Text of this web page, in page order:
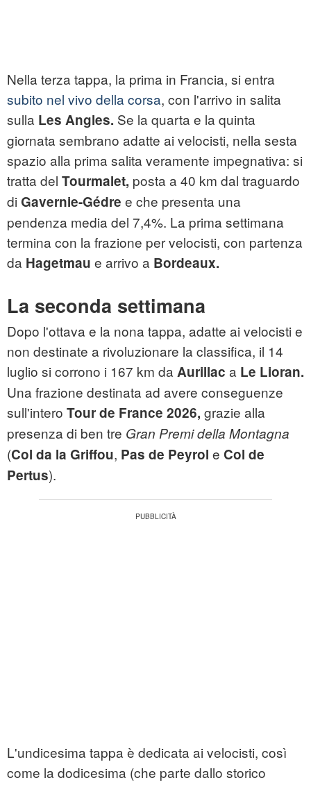
Nella terza tappa, la prima in Francia, si entra
subito nel vivo della corsa, con l'arrivo in salita
sulla Les Angles. Se la quarta e la quinta
giornata sembrano adatte ai velocisti, nella sesta
spazio alla prima salita veramente impegnativa: si
tratta del Tourmalet, posta a 40 km dal traguardo
di Gavernie-Gédre e che presenta una
pendenza media del 7,4%. La prima settimana
termina con la frazione per velocisti, con partenza
da Hagetmau e arrivo a Bordeaux.
La seconda settimana
Dopo l'ottava e la nona tappa, adatte ai velocisti e
non destinate a rivoluzionare la classifica, il 14
luglio si corrono i 167 km da Aurillac a Le Lioran.
Una frazione destinata ad avere conseguenze
sull'intero Tour de France 2026, grazie alla
presenza di ben tre Gran Premi della Montagna
(Col da la Griffou, Pas de Peyrol e Col de
Pertus).
L'undicesima tappa è dedicata ai velocisti, così
come la dodicesima (che parte dallo storico